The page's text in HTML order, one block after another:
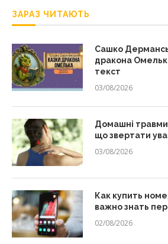
ЗАРАЗ ЧИТАЮТЬ
Сашко
дракона
текст
03/08/2026
Домашні травми
що звертати
03/08/2026
Как купить
важно знать
02/08/2026